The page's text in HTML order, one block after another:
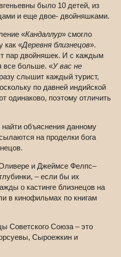
было 10 детей, из
и еще двое- двойняшками.
«Кандаллур» смогло
как «Деревня близнецов».
пар двойняшек. И с каждым
все больше. «У вас не
слышит каждый турист,
по давней индийской
одинаково, поэтому отличить
объяснения данному
на проделки бога
и Джеймсе Фелпс–
– если бы их
о кастинге близнецов на
в кинофильмах по книгам
Советского Союза – это
Сыроежкин и